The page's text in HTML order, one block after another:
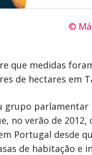
que medidas
de hectares em
no verão de
Portugal desde
de habitação e